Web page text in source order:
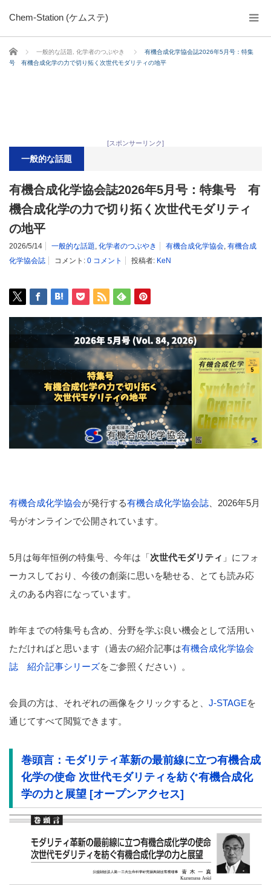
Chem-Station (ケムステ)
ホーム 一般的な話題 化学者のつぶやき
有機合成化学協会誌2026年5月号：特集
号 有機合成化学の力で切り拓く次世代モダリティの地平
[スポンサーリンク]
一般的な話題
有機合成化学協会誌2026年5月号：特集号 有
機合成化学の力で切り拓く次世代モダリティ
の地平
2026/5/14 一般的な話題, 化学者のつぶやき 有機合成化学協会, 有機合成
化学協会誌
コメント: 0 コメント 投稿者: KeN
有機合成化学協会が発行する有機合成化学協会誌 、2026年5月
号がオンラインで公開されています。
5月は毎年恒例の特集号、今年は「次世代モダリティ 」にフォ
ーカスしており、今後の創薬に思いを馳せる、とても読み応
えのある内容になっています。
昨年までの特集号も含め、分野を学ぶ良い機会として活用い
ただければと思います（過去の紹介記事は有機合成化学協会
誌 紹介記事シリーズをご参照ください）。
会員の方は、それぞれの画像をクリックすると、 J-STAGEを
通じてすべて閲覧できます。
巻頭言： モダリティ革新の最前線に立つ有機合成
化学の使命 次世代モダリティを紡ぐ有機合成化
学の力と展望 [オープンアクセス]